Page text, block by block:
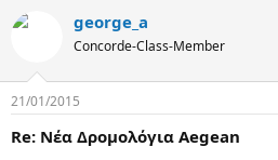
george_a
Concorde-Class-Member
21/01/2015
Re: Νέα Δρομολόγια Aegean